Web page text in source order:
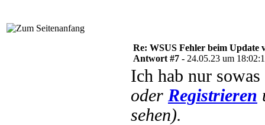
Re: WSUS Fehler beim Update
Antwort #7 - 24.05.23 um
Ich hab nur
oder Registrieren
sehen).